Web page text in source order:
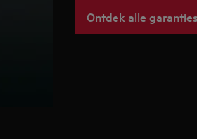
Ontdek alle